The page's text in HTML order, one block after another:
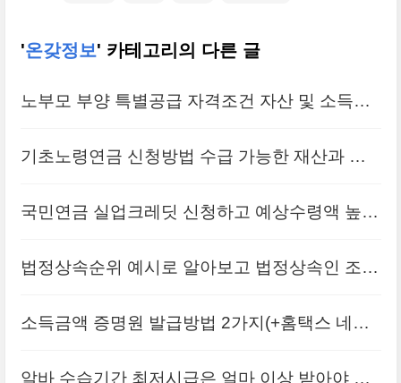
'온갖정보' 카테고리의 다른 글
노부모 부양 특별공급 자격조건 자산 및 소득기
기초노령연금 신청방법 수급 가능한 재산과 나
국민연금 실업크레딧 신청하고 예상수령액 높이
법정상속순위 예시로 알아보고 법정상속인 조건
소득금액 증명원 발급방법 2가지(+홈택스 네이
알바 수습기간 최저시급은 얼마 이상 받아야 할